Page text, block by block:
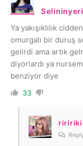
Selininyeri
Ya yakışıklılık
omurgalı bir duruş
gelirdi ama artık
diyorlardı ya
benziyor diye
33
riririki